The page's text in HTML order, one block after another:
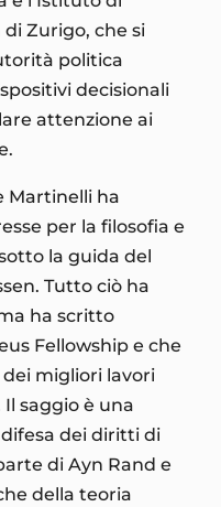
Zurigo, che si
politica
decisionali
attenzione ai
Martinelli ha
per la filosofia e
la guida del
Tutto ciò ha
ha scritto
Fellowship e che
migliori lavori
saggio è una
dei diritti di
di Ayn Rand e
della teoria